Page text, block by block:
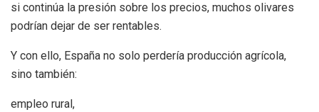
si continúa la presión sobre los precios, muchos olivares
podrían dejar de ser rentables.
Y con ello, España no solo perdería producción agrícola,
sino también:
empleo rural,